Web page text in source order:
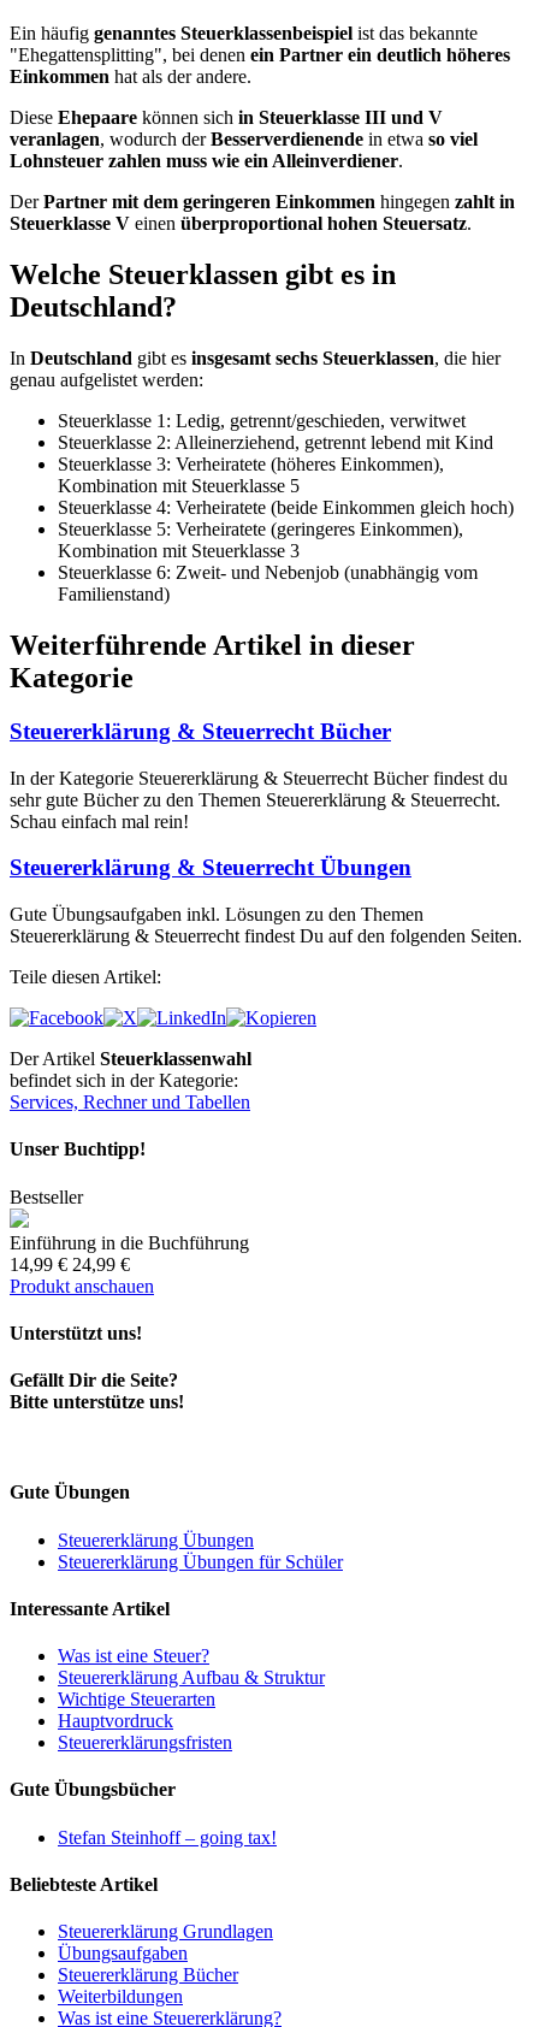
Ein häufig genanntes Steuerklassenbeispiel ist das bekannte
"Ehegattensplitting", bei denen ein Partner ein deutlich höheres
Einkommen hat als der andere.
Diese Ehepaare können sich in Steuerklasse III und V
veranlagen, wodurch derBesserverdienende in etwa so viel
Lohnsteuer zahlen muss wie ein Alleinverdiener.
DerPartner mit dem geringeren Einkommen hingegen zahlt in
Steuerklasse V einen überproportional hohen Steuersatz.
Welche Steuerklassen gibt es in
Deutschland?
In Deutschland gibt es insgesamt sechs Steuerklassen, die hier
genau aufgelistet werden:
Steuerklasse 1: Ledig, getrennt/geschieden, verwitwet
Steuerklasse 2: Alleinerziehend, getrennt lebend mit Kind
Steuerklasse 3: Verheiratete (höheres Einkommen),
Kombination mit Steuerklasse 5
Steuerklasse 4: Verheiratete (beide Einkommen gleich hoch)
Steuerklasse 5: Verheiratete (geringeres Einkommen),
Kombination mit Steuerklasse 3
Steuerklasse 6: Zweit- und Nebenjob (unabhängig vom
Familienstand)
Weiterführende Artikel in dieser
Kategorie
Steuererklärung & Steuerrecht Bücher
In der Kategorie Steuererklärung & Steuerrecht Bücher findest du
sehr gute Bücher zu den Themen Steuererklärung & Steuerrecht.
Schau einfach mal rein!
Steuererklärung & Steuerrecht Übungen
Gute Übungsaufgaben inkl. Lösungen zu den Themen
Steuererklärung & Steuerrecht findest Du auf den folgenden Seiten.
Teile diesen Artikel:
Der Artikel Steuerklassenwahl
befindet sich in der Kategorie:
Services, Rechner und Tabellen
Unser Buchtipp!
Bestseller
Einführung in die Buchführung
14,99 € 24,99 €
Produkt anschauen
Unterstützt uns!
Gefällt Dir die Seite?
Bitte unterstütze uns!
Gute Übungen
Steuererklärung Übungen
Steuererklärung Übungen für Schüler
Interessante Artikel
Was ist eine Steuer?
Steuererklärung Aufbau & Struktur
Wichtige Steuerarten
Hauptvordruck
Steuererklärungsfristen
Gute Übungsbücher
Stefan Steinhoff – going tax!
Beliebteste Artikel
Steuererklärung Grundlagen
Übungsaufgaben
Steuererklärung Bücher
Weiterbildungen
Was ist eine Steuererklärung?